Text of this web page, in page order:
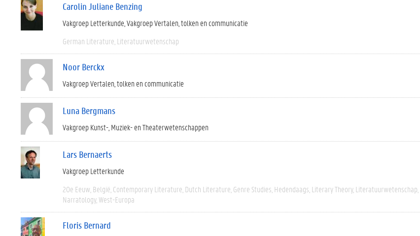
Carolin Juliane Benzing
Vakgroep Letterkunde Vakgroep Vertalen, tolken en communicatie
German Literature Literatuurwetenschap
Noor Berckx
Vakgroep Vertalen, tolken en communicatie
Luna Bergmans
Vakgroep Kunst-, Muziek- en Theaterwetenschappen
Lars Bernaerts
Vakgroep Letterkunde
20e Eeuw België Contemporary Literature Dutch Literature Genre Studies Hedendaags Literary Theory Literatuurwetenschap
Narratology West-Europa
Floris Bernard